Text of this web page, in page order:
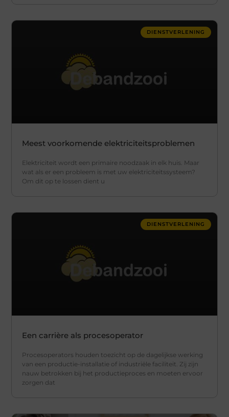
DIENSTVERLENING
Meest voorkomende elektriciteitsproblemen
Elektriciteit wordt een primaire noodzaak in elk huis. Maar
wat als er een probleem is met uw elektriciteitssysteem?
Om dit op te lossen dient u
DIENSTVERLENING
Een carrière als procesoperator
Procesoperators houden toezicht op de dagelijkse werking
van een productie-installatie of industriële faciliteit. Zij zijn
nauw betrokken bij het productieproces en moeten ervoor
zorgen dat